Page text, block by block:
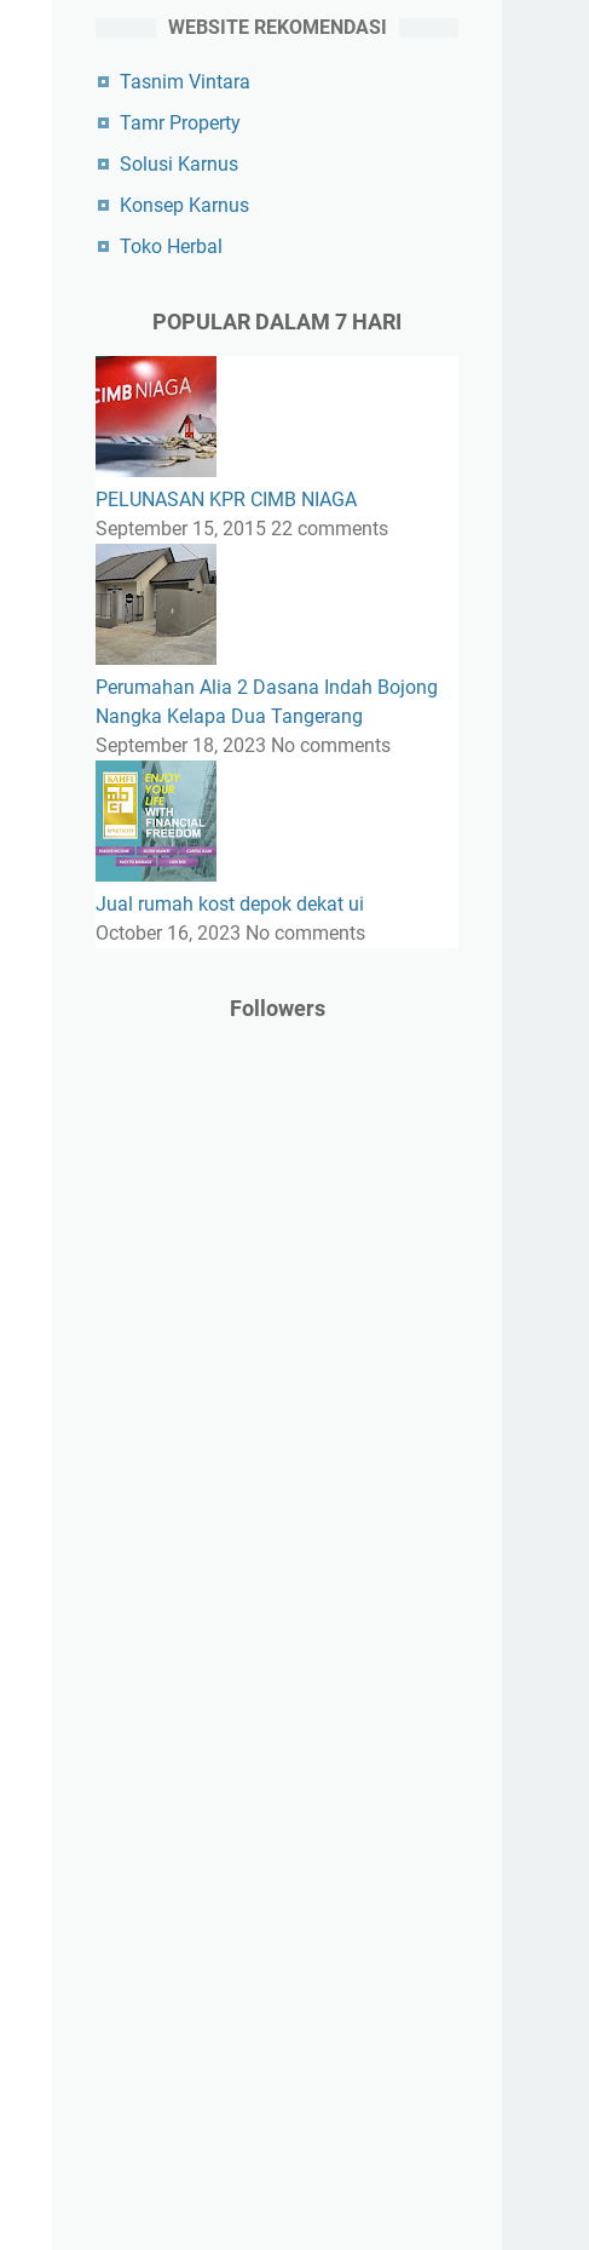
WEBSITE REKOMENDASI
Tasnim Vintara
Tamr Property
Solusi Karnus
Konsep Karnus
Toko Herbal
POPULAR DALAM 7 HARI
PELUNASAN KPR CIMB NIAGA
September 15, 2015 22 comments
Perumahan Alia 2 Dasana Indah Bojong
Nangka Kelapa Dua Tangerang
September 18, 2023 No comments
Jual rumah kost depok dekat ui
October 16, 2023 No comments
Followers